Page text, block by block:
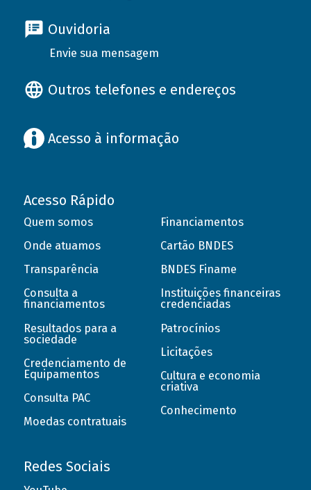
Ouvidoria
Envie sua mensagem
Outros telefones e endereços
Acesso à informação
Acesso Rápido
Quem somos
Onde atuamos
Transparência
Consulta a
financiamentos
Resultados para a
sociedade
Credenciamento de
Equipamentos
Consulta PAC
Moedas contratuais
Financiamentos
Cartão BNDES
BNDES Finame
Instituições financeiras
credenciadas
Patrocínios
Licitações
Cultura e economia
criativa
Conhecimento
Redes Sociais